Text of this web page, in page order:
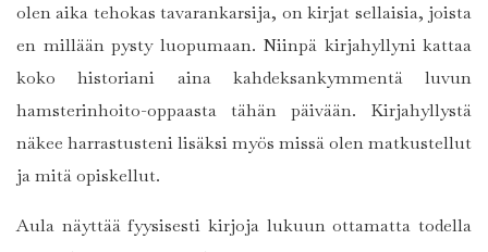
olen aika tehokas tavarankarsija, on kirjat sellaisia, joista
en millään pysty luopumaan. Niinpä kirjahyllyni kattaa
koko historiani aina kahdeksankymmentä luvun
hamsterinhoito-oppaasta tähän päivään. Kirjahyllystä
näkee harrastusteni lisäksi myös missä olen matkustellut
ja mitä opiskellut.
Aula näyttää fyysisesti kirjoja lukuun ottamatta todella